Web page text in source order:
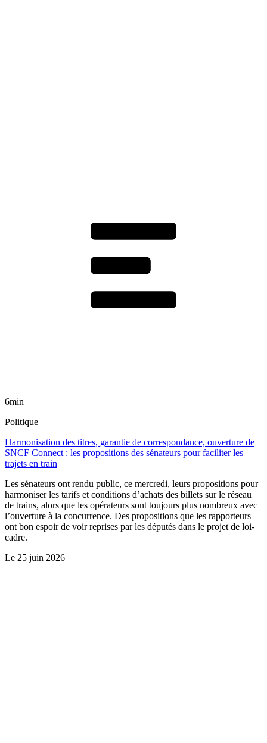
6min
Politique
Harmonisation des titres, garantie de correspondance, ouverture de
SNCF Connect : les propositions des sénateurs pour faciliter les
trajets en train
Les sénateurs ont rendu public, ce mercredi, leurs propositions pour
harmoniser les tarifs et conditions d’achats des billets sur le réseau
de trains, alors que les opérateurs sont toujours plus nombreux avec
l’ouverture à la concurrence. Des propositions que les rapporteurs
ont bon espoir de voir reprises par les députés dans le projet de loi-
cadre.
Le 25 juin 2026